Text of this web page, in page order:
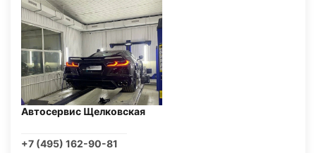
Автосервис Щелковская
+7 (495) 162-90-81